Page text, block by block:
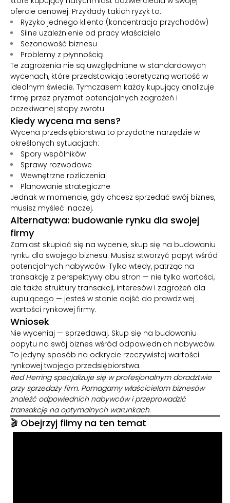
ofercie cenowej. Przykłady takich ryzyk to:
Ryzyko jednego klienta (koncentracja przychodów)
Silne uzależnienie od pracy właściciela
Sezonowość biznesu
Problemy z płynnością
Te zagrożenia nie są uwzględniane w standardowych
wycenach, które przedstawiają teoretyczną wartość w
idealnym świecie. Tymczasem każdy kupujący analizuje
firmę przez pryzmat potencjalnych zagrożeń i
oczekiwanej stopy zwrotu.
Kiedy wycena ma sens?
Wycena przedsiębiorstwa to przydatne narzędzie w
określonych sytuacjach:
Spory wspólników
Sprawy rozwodowe
Wewnętrzne rozliczenia
Planowanie strategiczne
Jednak w momencie, gdy chcesz sprzedać swój biznes,
musisz myśleć inaczej.
Alternatywa: budowanie rynku dla swojej
firmy
Zamiast skupiać się na wycenie, skup się na budowaniu
rynku dla swojego biznesu. Musisz stworzyć popyt wśród
potencjalnych nabywców. Tylko wtedy, patrząc na
transakcję z perspektywy obu stron — nie tylko wartości,
ale także struktury transakcji, interesów i zagrożeń dla
kupującego — jesteś w stanie dojść do prawdziwej
wartości rynkowej firmy.
Wniosek
Nie wyceniaj — sprzedawaj. Skup się na budowaniu
popytu na swój biznes wśród odpowiednich nabywców.
To jedyny sposób na odkrycie rzeczywistej wartości
rynkowej twojego przedsiębiorstwa.
Red Herring specjalizuje się w profesjonalnym doradztwie
przy sprzedaży firm. Pomagamy właścicielom biznesów
znaleźć odpowiednich nabywców i przeprowadzić
transakcję na optymalnych warunkach.
🎬 Obejrzyj filmy na ten temat
49 pytań opracowane przez doradców M&A
Zidentyfikuj red flagi zanim zaczniesz
sprzedawać
Wynik i rekomendacje otrzymasz od razu